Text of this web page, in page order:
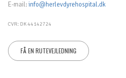
E-mail:info@herlevdyrehospital.dk
CVR: DK 44142724
FÅ EN RUTEVEJLEDNING